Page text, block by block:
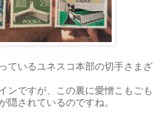
ているユネスコ本部の切手さまざ
ンですが、この裏に愛憎こもごも
隠されているのですね。